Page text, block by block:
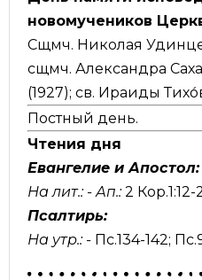
новомучеников
Сщмч. Николая
сщмч. Александра
(1927); св. Ираиды
Постный день.
Чтения дня
Евангелие и Апостол:
На лит.: -Ап.:2 Кор.1:12-
Псалтирь:
На утр.: - Пс.134-142;